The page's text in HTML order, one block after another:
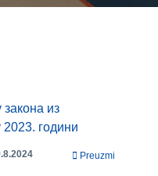
из
години
Preuzmi